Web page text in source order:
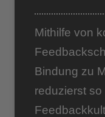
Mithilfe von
Bindung zu
reduzierst